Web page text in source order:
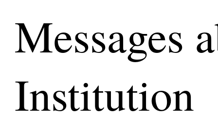
Messages
Institution